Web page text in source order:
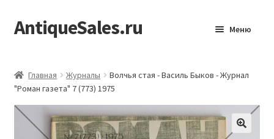
Перейти
к
Перейти
к
AntiqueSales.ru Меню
Главная Журналы
Волчья стая - Василь Быков - Журнал
"Роман газета" 7 (773) 1975